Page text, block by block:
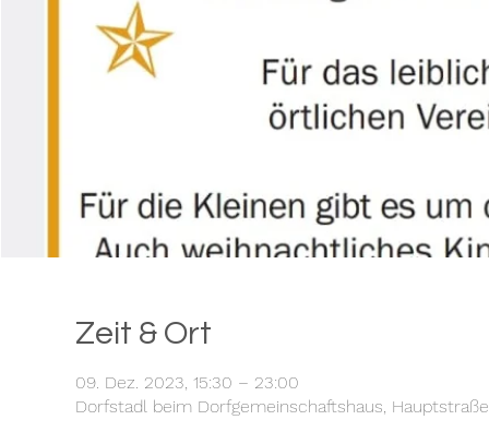
Zeit & Ort
09. Dez. 2023, 15:30 – 23:00
Dorfstadl beim Dorfgemeinschaftshaus,